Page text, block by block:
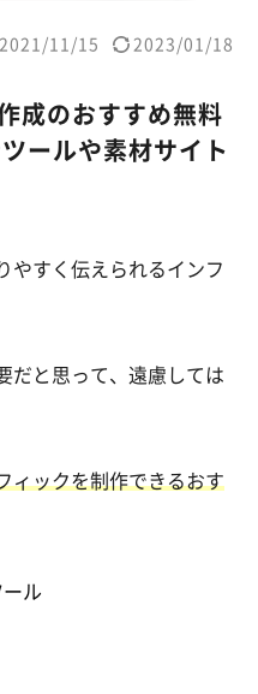
2021/11/15 2023/01/18
成のおすすめ無料
ールや素材サイト
やすく伝えられるインフ
だと思って、遠慮しては
ィックを制作できるおす
ル